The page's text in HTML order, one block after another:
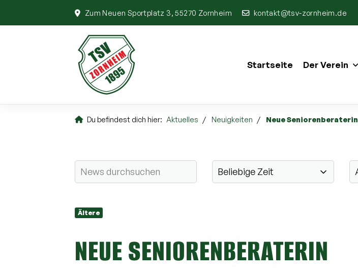
Zum Neuen Sportplatz 3, 55270 Zornheim kontakt@tsv-zornheim.de
Startseite Der Verein
Du befindest dich hier: Aktuelles Neuigkeiten Neue Seniorenberaterin
Ältere
NEUE SENIORENBERATERIN